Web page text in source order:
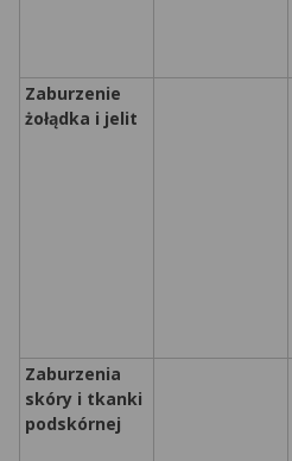
Zaburzenie
żołądka i jelit
Zaburzenia
skóry i tkanki
podskórnej